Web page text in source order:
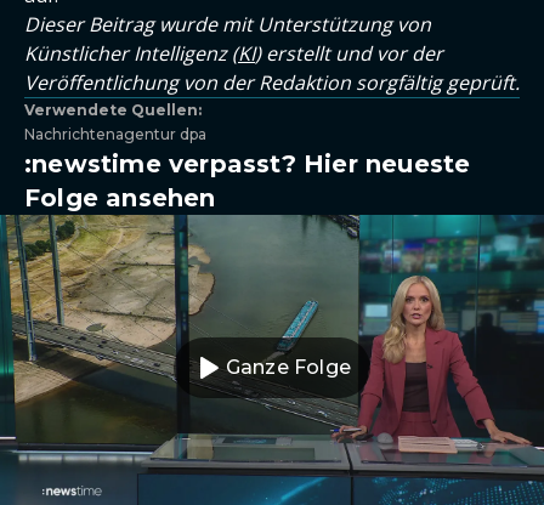
Dieser Beitrag wurde mit Unterstützung von
Künstlicher Intelligenz (KI) erstellt und vor der
Veröffentlichung von der Redaktion sorgfältig geprüft.
Verwendete Quellen:
Nachrichtenagentur dpa
:newstime verpasst? Hier neueste
Folge ansehen
Ganze Folge